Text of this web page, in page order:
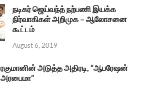
நடிகர் ஜெய்வந்த் நற்பணி இயக்க
நிர்வாகிகள் அறிமுக – ஆலோசனை
கூட்டம்
August 6, 2019
ரகுமானின் அடுத்த அதிரடி, “ஆபரேஷன்
அரபைமா”